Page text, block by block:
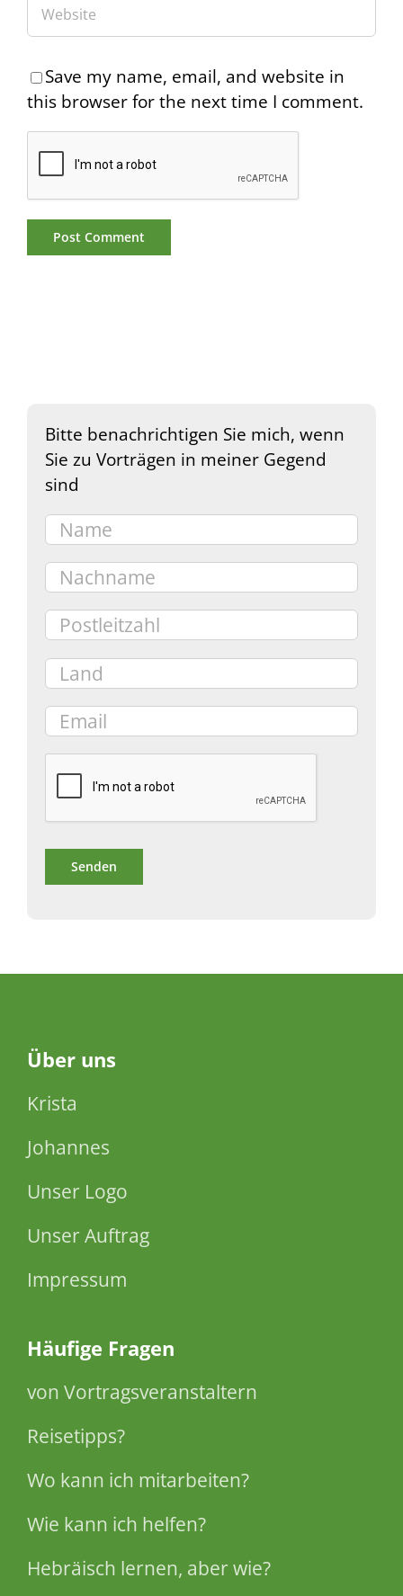
Save my name, email, and website in
this browser for the next time I comment.
Bitte benachrichtigen Sie mich, wenn
Sie zu Vorträgen in meiner Gegend
sind
Über uns
Krista
Johannes
Unser Logo
Unser Auftrag
Impressum
Häufige Fragen
von Vortragsveranstaltern
Reisetipps?
Wo kann ich mitarbeiten?
Wie kann ich helfen?
Hebräisch lernen, aber wie?